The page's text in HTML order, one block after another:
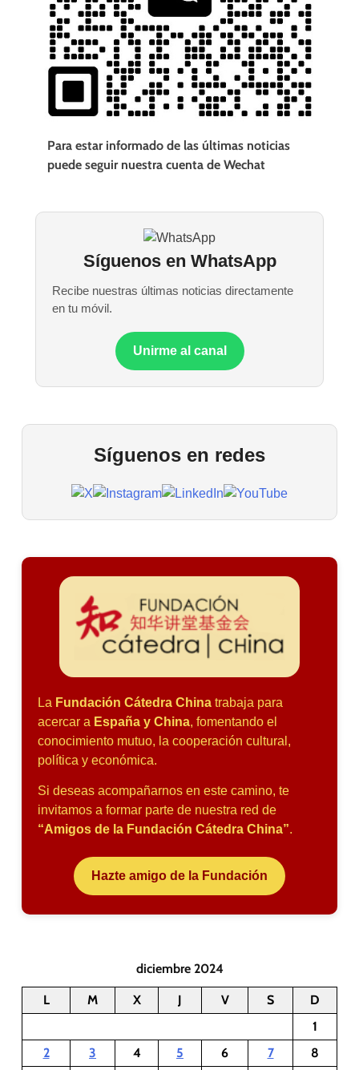
Para estar informado de las últimas noticias
puede seguir nuestra cuenta de Wechat
Síguenos en WhatsApp
Recibe nuestras últimas noticias directamente
en tu móvil.
Unirme al canal
Síguenos en redes
La Fundación Cátedra China trabaja para
acercar a España y China, fomentando el
conocimiento mutuo, la cooperación cultural,
política y económica.
Si deseas acompañarnos en este camino, te
invitamos a formar parte de nuestra red de
“Amigos de la Fundación Cátedra China”.
Hazte amigo de la Fundación
diciembre 2024
L M X J V S
D
1
2
3 4 5 6 7
8